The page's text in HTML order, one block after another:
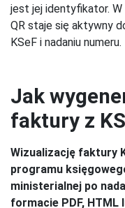
jest jej identyfikator.
QR staje się aktywny
KSeF i nadaniu numeru.
Jak
faktury z
Wizualizację faktury
programu
ministerialnej po
formacie PDF, HTML